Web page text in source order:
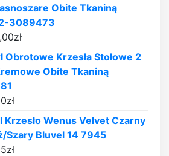
Obite Tkaniną
3089473
zł
Obrotowe Krzesła Stołowe 2
Obite Tkaniną
zł
Krzesło Wenus Velvet Czarny
Szary Bluvel 14 7945
zł